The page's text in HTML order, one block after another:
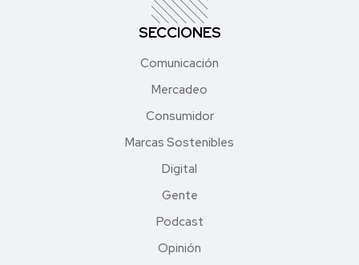
SECCIONES
Comunicación
Mercadeo
Consumidor
Marcas Sostenibles
Digital
Gente
Podcast
Opinión